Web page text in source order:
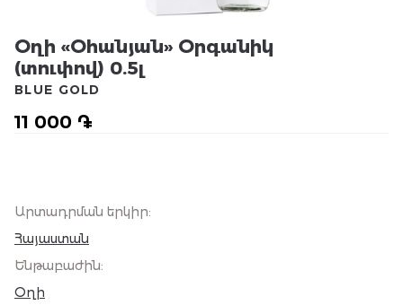
Օղի «Օհանյան» Օրգանիկ
(տուփով) 0.5լ
11 000 ֏
BLUE GOLD
Արտադրման երկիր:
Հայաստան
Ենթաբաժին:
Օղի